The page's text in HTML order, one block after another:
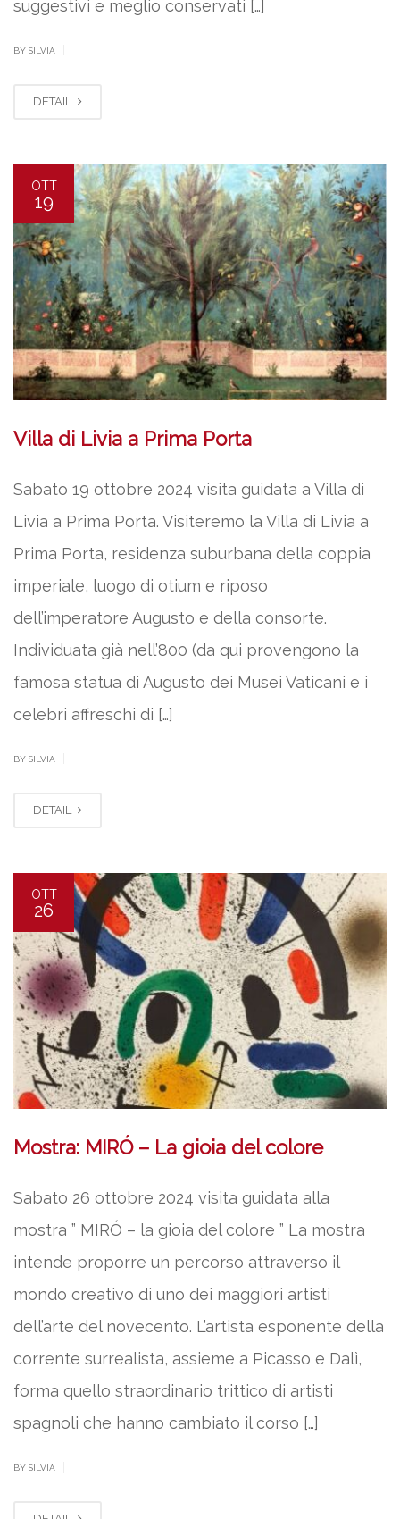
suggestivi e meglio conservati […]
BY SILVIA
DETAIL
OTT
19
Villa di Livia a Prima Porta
Sabato 19 ottobre 2024 visita guidata a Villa di
Livia a Prima Porta. Visiteremo la Villa di Livia a
Prima Porta, residenza suburbana della coppia
imperiale, luogo di otium e riposo
dell’imperatore Augusto e della consorte.
Individuata già nell’800 (da qui provengono la
famosa statua di Augusto dei Musei Vaticani e i
celebri affreschi di […]
BY SILVIA
DETAIL
OTT
26
Mostra: MIRÓ – La gioia del colore
Sabato 26 ottobre 2024 visita guidata alla
mostra ” MIRÓ – la gioia del colore ” La mostra
intende proporre un percorso attraverso il
mondo creativo di uno dei maggiori artisti
dell’arte del novecento. L’artista esponente della
corrente surrealista, assieme a Picasso e Dalì,
forma quello straordinario trittico di artisti
spagnoli che hanno cambiato il corso […]
BY SILVIA